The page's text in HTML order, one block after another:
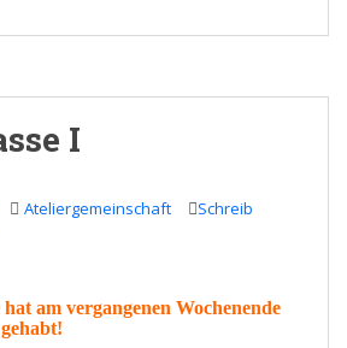
I
Ateliergemeinschaft
Schreib
hat am vergangenen Wochenende
gehabt!